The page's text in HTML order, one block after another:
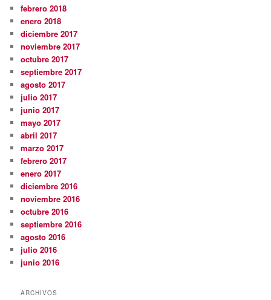
febrero 2018
enero 2018
diciembre 2017
noviembre 2017
octubre 2017
septiembre 2017
agosto 2017
julio 2017
junio 2017
mayo 2017
abril 2017
marzo 2017
febrero 2017
enero 2017
diciembre 2016
noviembre 2016
octubre 2016
septiembre 2016
agosto 2016
julio 2016
junio 2016
ARCHIVOS